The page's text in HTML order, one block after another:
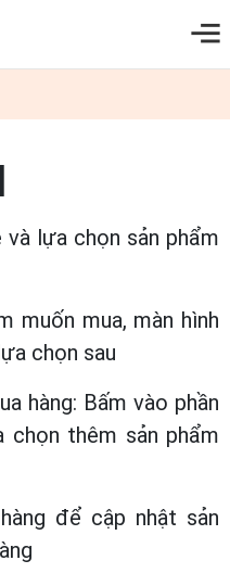
lựa chọn sản phẩm
muốn mua, màn hình
chọn sau
hàng: Bấm vào phần
thêm sản phẩm
để cập nhật sản